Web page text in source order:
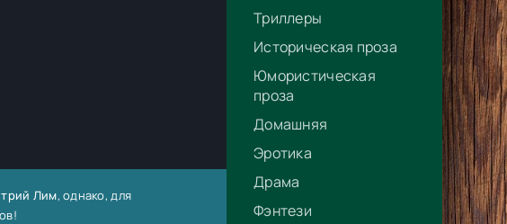
Триллеры
Историческая проза
Юмористическая
проза
Домашняя
Эротика
Драма
Фэнтези
Лим, однако, для